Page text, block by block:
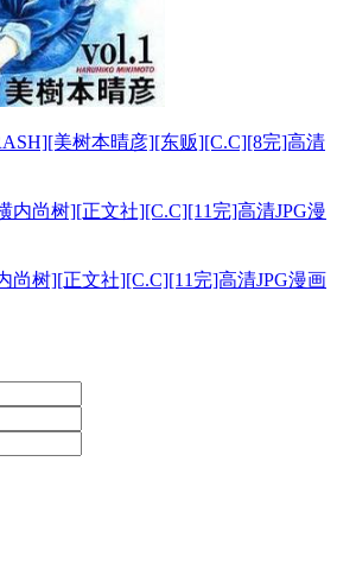
美树本晴彦][东贩][C.C][8完]高清
尚树][正文社][C.C][11完]高清JPG漫画